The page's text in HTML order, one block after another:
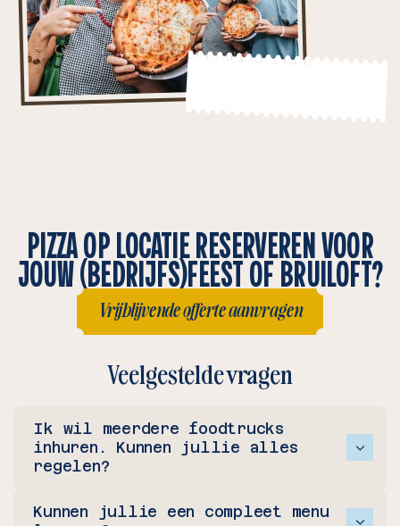
PIZZA OP LOCATIE RESERVEREN VOOR
JOUW (BEDRIJFS)FEEST OF BRUILOFT?
Vrijblijvende offerte aanvragen
Vrijblijvende offerte aanvragen
Veelgestelde vragen
Ik wil meerdere foodtrucks
inhuren. Kunnen jullie alles
regelen?
festival wil organiseren op je evenement
Kunnen jullie een compleet menu